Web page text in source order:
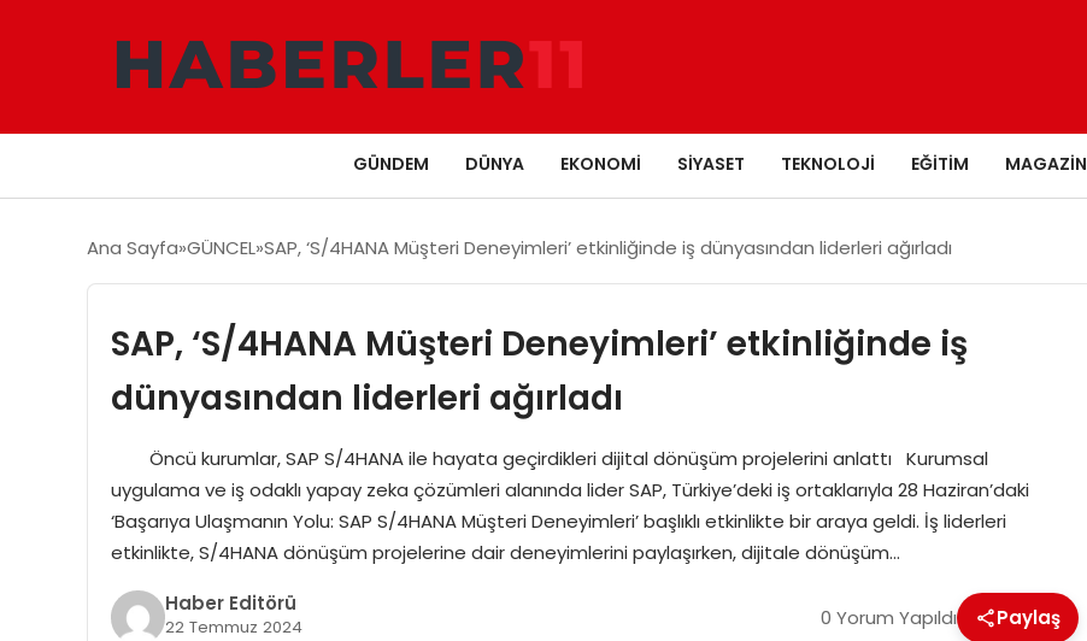
GÜNDEM DÜNYA EKONOMI SIYASET TEKNOLOJI EĞITIM MAGAZIN
Ana Sayfa GÜNCEL SAP, ‘S/4HANA Müşteri Deneyimleri’ etkinliğinde iş dünyasından liderleri ağırladı
SAP, ‘S/4HANA Müşteri Deneyimleri’ etkinliğinde iş
dünyasından liderleri ağırladı
Öncü kurumlar, SAP S/4HANA ile hayata geçirdikleri dijital dönüşüm projelerini anlattı Kurumsal
uygulama ve iş odaklı yapay zeka çözümleri alanında lider SAP, Türkiye’deki iş ortaklarıyla 28 Haziran’daki
‘Başarıya Ulaşmanın Yolu: SAP S/4HANA Müşteri Deneyimleri’ başlıklı etkinlikte bir araya geldi. İş liderleri
etkinlikte, S/4HANA dönüşüm projelerine dair deneyimlerini paylaşırken, dijitale dönüşüm…
Haber Editörü
22 Temmuz 2024 0 Yorum Yapıldı Paylaş